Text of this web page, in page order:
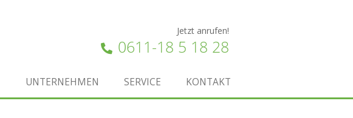
Jetzt anrufen!
0611-18 5 18 28
UNTERNEHMEN SERVICE KONTAKT